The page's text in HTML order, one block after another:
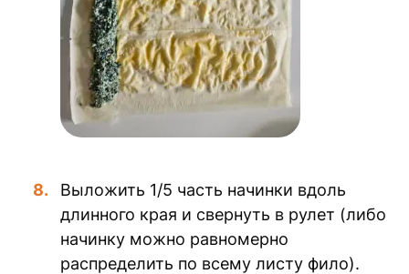
Выложить 1/5 часть начинки вдоль
длинного края и свернуть в рулет (либо
начинку можно равномерно
распределить по всему листу фило).